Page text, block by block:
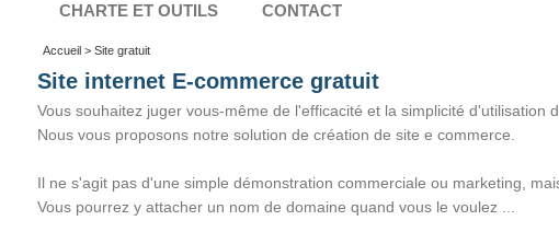
CHARTE ET OUTILS CONTACT
Accueil> Site gratuit
Site internet E-commerce gratuit
Vous souhaitez juger vous-même de l'efficacité et la simplicité d'utilisation
Nous vous proposons notre solution de création de site e commerce.
Il ne s'agit pas d'une simple démonstration commerciale ou marketing,
Vous pourrez y attacher un nom de domaine quand vous le voulez ...